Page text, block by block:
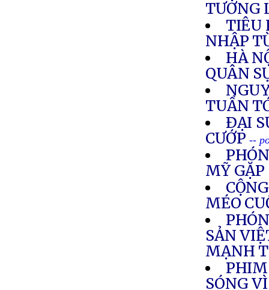
TƯƠNG
TIÊU
NHẬP
HÀ
QUÂN
TUẦN
ÐẠI
CƯỚP --
MỸ
MÉO
SẢN
MẠNH
PHIM
SÓNG